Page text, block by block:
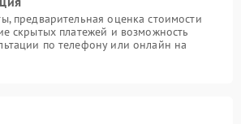
предварительная оценка стоимости
скрытых платежей и возможность
по телефону или онлайн на